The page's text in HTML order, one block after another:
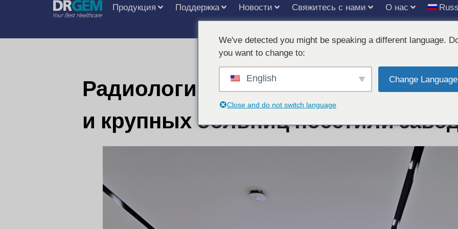
Продукция Поддержка Новости Свяжитесь с нами О нас
Радиологи-технологи из
и крупных больниц посетили
We've detected you might be speaking a different language.
you want to change to:
English Change Language
Close and do not switch language